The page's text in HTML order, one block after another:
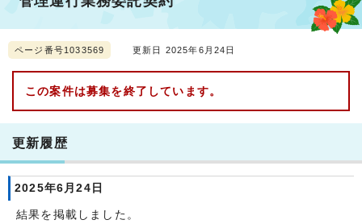
ページ番号1033569 更新日 2025年6月24日
この案件は募集を終了しています。
更新履歴
2025年6月24日
結果を掲載しました。